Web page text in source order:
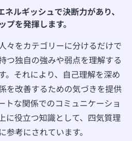
ルギッシュで決断力があり、
を発揮します。
々をカテゴリーに分けるだけで
つ独自の強みや弱点を理解する
。それにより、自己理解を深め
を改善するための気づきを提供
トな関係でのコミュニケーショ
に役立つ知識として、四気質理
考にされています。